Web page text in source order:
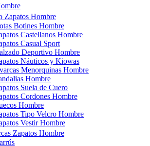
Zapatos Hombre
Botines Hombre
Castellanos Hombre
Casual Sport
Deportivo Hombre
Náuticos y Kiowas
Menorquinas Hombre
Hombre
Suela de Cuero
Cordones Hombre
Hombre
Tipo Velcro Hombre
Vestir Hombre
Zapatos Hombre